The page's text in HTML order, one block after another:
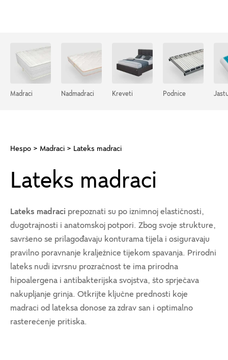
Madraci Nadmadraci Kreveti Podnice
Hespo > Madraci > Lateks madraci
Lateks madraci
Lateks madraci prepoznati su po iznimnoj elastičnosti,
dugotrajnosti i anatomskoj potpori. Zbog svoje strukture,
savršeno se prilagođavaju konturama tijela i osiguravaju
pravilno poravnanje kralježnice tijekom spavanja. Prirodni
lateks nudi izvrsnu prozračnost te ima prirodna
hipoalergena i antibakterijska svojstva, što sprječava
nakupljanje grinja. Otkrijte ključne prednosti koje
madraci od lateksa donose za zdrav san i optimalno
rasterećenje pritiska.